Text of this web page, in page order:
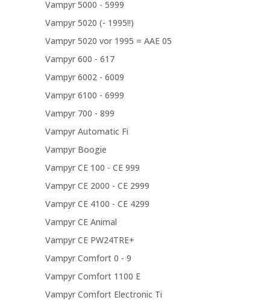
Vampyr 5000 - 5999
Vampyr 5020 (- 1995!!)
Vampyr 5020 vor 1995 = AAE 05
Vampyr 600 - 617
Vampyr 6002 - 6009
Vampyr 6100 - 6999
Vampyr 700 - 899
Vampyr Automatic Fi
Vampyr Boogie
Vampyr CE 100 - CE 999
Vampyr CE 2000 - CE 2999
Vampyr CE 4100 - CE 4299
Vampyr CE Animal
Vampyr CE PW24TRE+
Vampyr Comfort 0 - 9
Vampyr Comfort 1100 E
Vampyr Comfort Electronic Ti